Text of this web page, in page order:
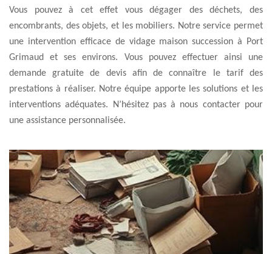
Vous pouvez à cet effet vous dégager des déchets, des
encombrants, des objets, et les mobiliers. Notre service permet
une intervention efficace de vidage maison succession à Port
Grimaud et ses environs. Vous pouvez effectuer ainsi une
demande gratuite de devis afin de connaître le tarif des
prestations à réaliser. Notre équipe apporte les solutions et les
interventions adéquates. N’hésitez pas à nous contacter pour
une assistance personnalisée.